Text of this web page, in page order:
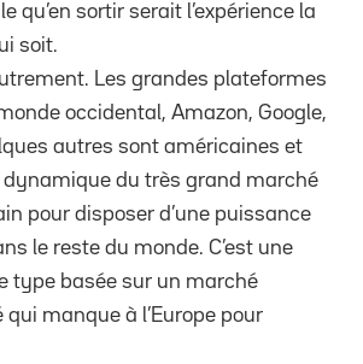
qu’en sortir serait l’expérience la
soit.
Les grandes plateformes
occidental, Amazon, Google,
autres sont américaines et
dynamique du très grand marché
pour disposer d’une puissance
le reste du monde. C’est une
type basée sur un marché
manque à l’Europe pour